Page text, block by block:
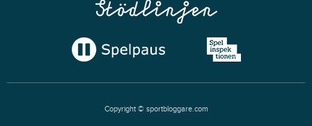
Copyright © sportbloggare.com